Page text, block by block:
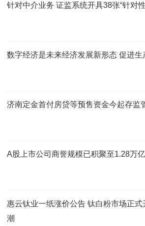
针对中介业务 证监系统开具38张“针对
数字经济是未来经济发展新形态 促进
济南定金首付房贷等预售资金今起存监
A股上市公司商誉规模已积聚至1.28万
惠云钛业一纸涨价公告 钛白粉市场正
潮